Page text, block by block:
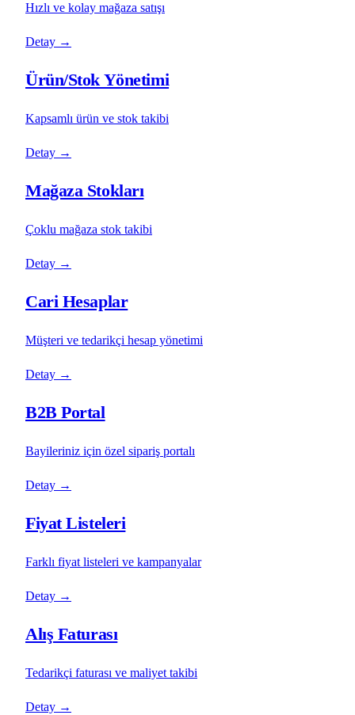
Hızlı ve kolay mağaza satışı
Detay →
Ürün/Stok Yönetimi
Kapsamlı ürün ve stok takibi
Detay →
Mağaza Stokları
Çoklu mağaza stok takibi
Detay →
Cari Hesaplar
Müşteri ve tedarikçi hesap yönetimi
Detay →
B2B Portal
Bayileriniz için özel sipariş portalı
Detay →
Fiyat Listeleri
Farklı fiyat listeleri ve kampanyalar
Detay →
Alış Faturası
Tedarikçi faturası ve maliyet takibi
Detay →